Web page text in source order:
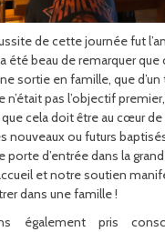
de cette journée fut
été beau de remarquer
sortie en famille, que
pas l’objectif
que cela doit être au cœur
nouveaux ou futurs
d’entrée dans la
et notre soutien
dans une famille !
également pris